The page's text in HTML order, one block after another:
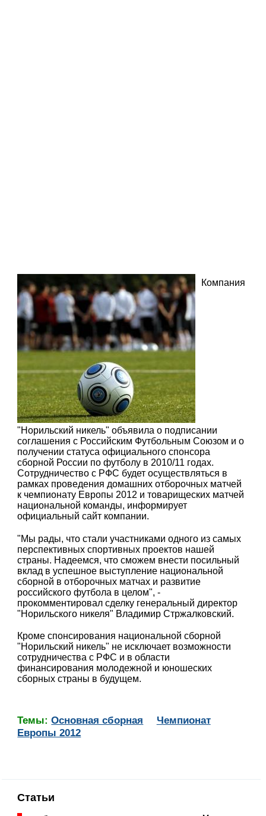
Компания
"Норильский никель" объявила о подписании
соглашения с Российским Футбольным Союзом и о
получении статуса официального спонсора
сборной России по футболу в 2010/11 годах.
Сотрудничество с РФС будет осуществляться в
рамках проведения домашних отборочных матчей
к чемпионату Европы 2012 и товарищеских матчей
национальной команды, информирует
официальный сайт компании.
"Мы рады, что стали участниками одного из самых
перспективных спортивных проектов нашей
страны. Надеемся, что сможем внести посильный
вклад в успешное выступление национальной
сборной в отборочных матчах и развитие
российского футбола в целом", -
прокомментировал сделку генеральный директор
"Норильского никеля" Владимир Стржалковский.
Кроме спонсирования национальной сборной
"Норильский никель" не исключает возможности
сотрудничества с РФС и в области
финансирования молодежной и юношеских
сборных страны в будущем.
Темы:Основная сборная
Чемпионат
Европы 2012
Статьи